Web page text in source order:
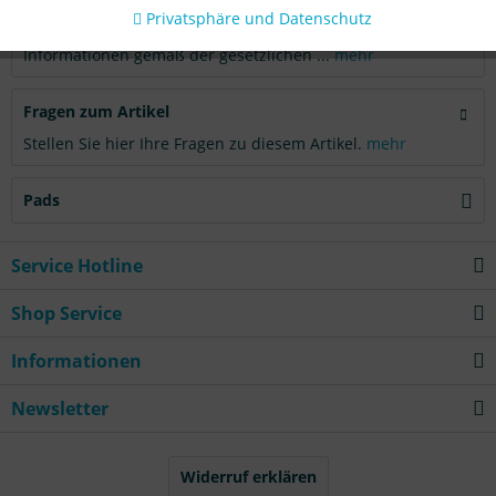
Produktsicherheit
Informationen gemäß der gesetzlichen ...mehr
Fragen zum Artikel
Stellen Sie hier Ihre Fragen zu diesem Artikel. mehr
Pads
Service Hotline
Shop Service
Informationen
Newsletter
Widerruf erklären
Privatsphäre und Datenschutz